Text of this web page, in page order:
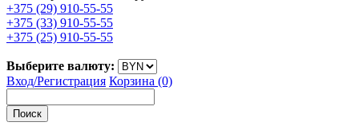
+375 (29) 910-55-55
+375 (33) 910-55-55
+375 (25) 910-55-55
Выберите валюту:
Вход/Регистрация Корзина (0)
Поиск